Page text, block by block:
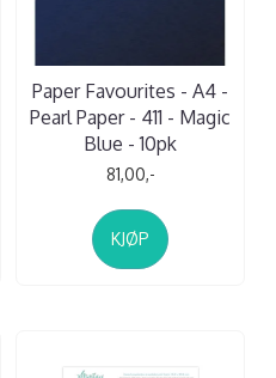
Paper Favourites - A4 -
Pearl Paper - 411 - Magic
Blue - 10pk
81,00,-
KJØP